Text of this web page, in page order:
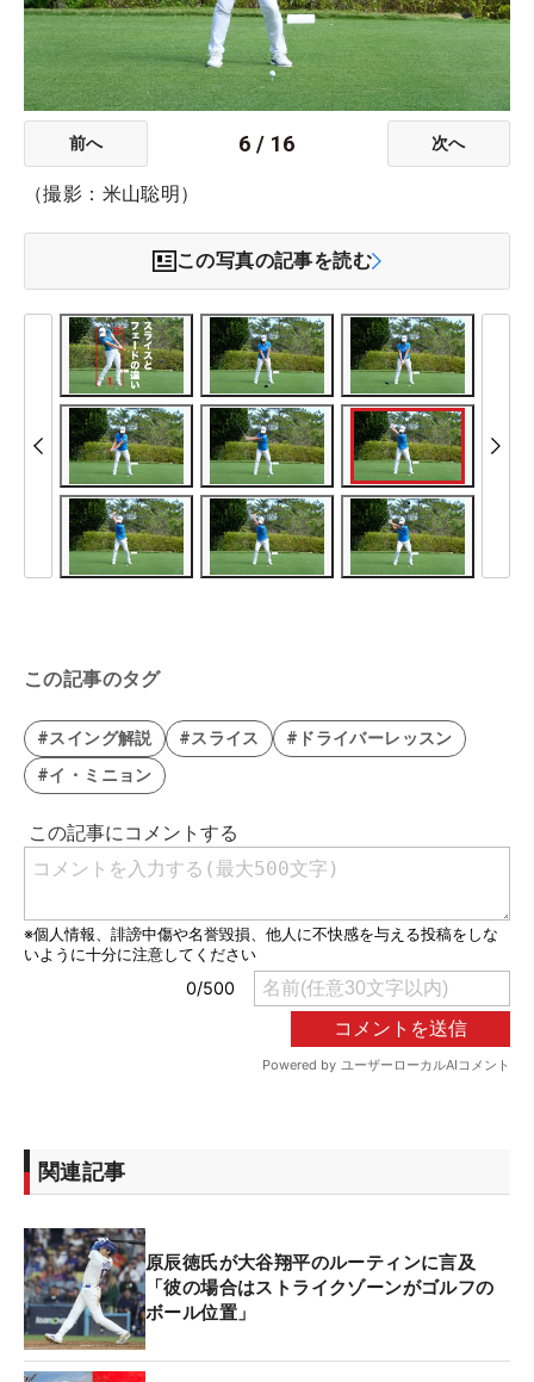
前へ 6 / 16 次へ
（撮影：米山聡明）
この写真の記事を読む
この記事のタグ
#スイング解説 #スライス
#ドライバーレッスン
#イ・ミニョン
関連記事
原辰徳氏が大谷翔平のルーティンに言及
「彼の場合はストライクゾーンがゴルフの
ボール位置」